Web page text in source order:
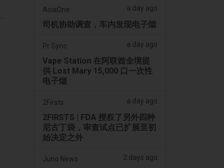
AsiaOne a day ago
司机协助调查，车内发现电子烟
Pr Sync a day ago
Vape Station 在阿联酋全境提
供 Lost Mary 15,000 口一次性
电子烟
2Firsts a day ago
2FIRSTS | FDA 授权了另外四种
尼古丁袋，审查试点已扩展至初
始决定之外
Juno News 2 days ago